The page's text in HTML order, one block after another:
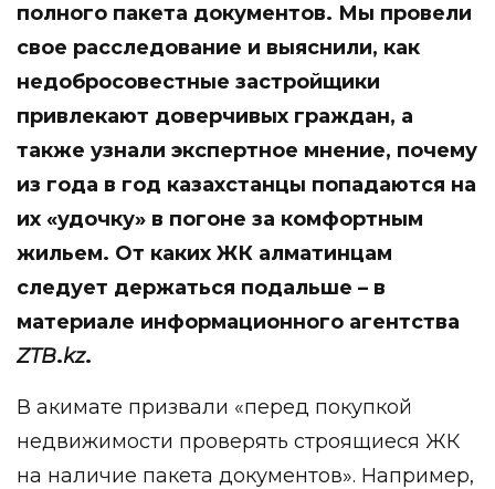
полного пакета документов. Мы провели
свое расследование и выяснили, как
недобросовестные застройщики
привлекают доверчивых граждан, а
также узнали экспертное мнение, почему
из года в год казахстанцы попадаются на
их «удочку» в погоне за комфортным
жильем. От каких ЖК алматинцам
следует держаться подальше – в
материале информационного агентства
ZTB.kz.
В акимате призвали «перед покупкой
недвижимости проверять строящиеся ЖК
на наличие пакета документов». Например,